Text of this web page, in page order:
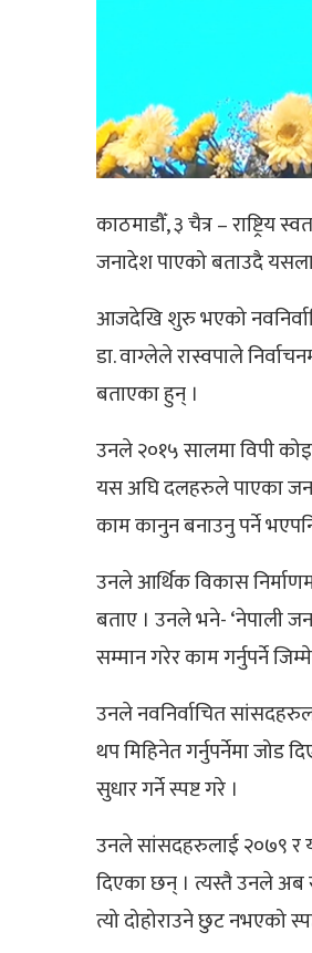
काठमाडौँ, ३ चैत्र – राष्ट्रिय
जनादेश पाएको बताउदै
आजदेखि शुरु भएको
डा. वाग्लेले रास्वपाले
बताएका हुन् ।
उनले २०१५ सालमा विपी
यस अघि दलहरुले पाएका
काम कानुन बनाउनु पर्ने
उनले आर्थिक विकास
बताए । उनले भने- ‘नेपाली
सम्मान गरेर काम गर्नुपर्ने
उनले नवनिर्वाचित
थप मिहिनेत गर्नुपर्नेमा जोड
सुधार गर्ने स्पष्ट गरे ।
उनले सांसदहरुलाई २०७९ र
दिएका छन् । त्यस्तै उनले अब
त्यो दोहोराउने छुट नभएको